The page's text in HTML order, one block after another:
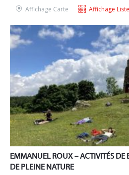
Affichage Carte Affichage Liste
EMMANUEL ROUX – ACTIVITÉS DE
DE PLEINE NATURE